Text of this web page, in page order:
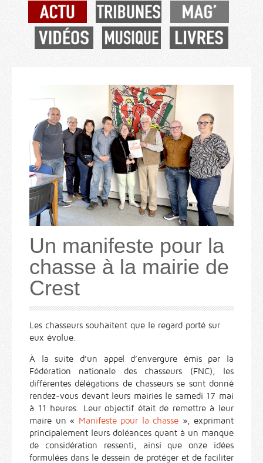
Un manifeste pour la
chasse à la mairie de
Crest
Les chasseurs souhaitent que le regard porté sur
eux évolue.
À la suite d’un appel d’envergure émis par la
Fédération nationale des chasseurs (FNC), les
différentes délégations de chasseurs se sont donné
rendez-vous devant leurs mairies le samedi 17 mai
à 11 heures. Leur objectif était de remettre à leur
maire un « Manifeste pour la chasse », exprimant
principalement leurs doléances quant à un manque
de considération ressenti, ainsi que onze idées
formulées dans le dessein de protéger et de faciliter